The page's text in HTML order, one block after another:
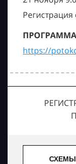
Регистрация
https://